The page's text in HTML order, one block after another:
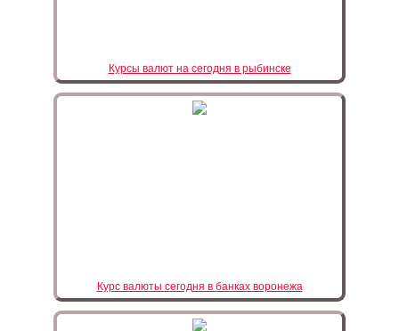
Курсы валют на сегодня в рыбинске
Курс валюты сегодня в банках воронежа